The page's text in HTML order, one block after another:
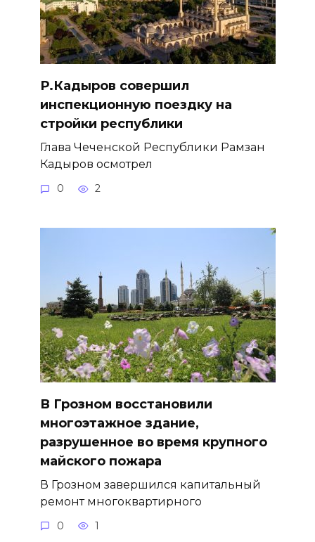
Р.Кадыров совершил
инспекционную поездку на
стройки республики
Глава Чеченской Республики Рамзан
Кадыров осмотрел
0 2
В Грозном восстановили
многоэтажное здание,
разрушенное во время крупного
майского пожара
В Грозном завершился капитальный
ремонт многоквартирного
0 1